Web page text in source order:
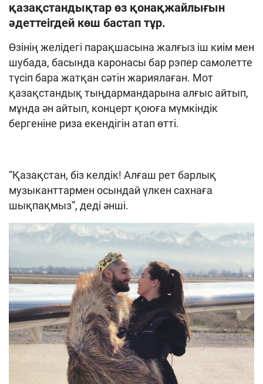
қазақстандықтар өз қонақжайлығын
әдеттеігдей көш бастап тұр.
Өзінің желідегі парақшасына жалғыз іш киім мен
шубада, басында каронасы бар рэпер самолетте
түсіп бара жатқан сәтін жариялаған. Мот
қазақстандық тыңдармандарына алғыс айтып,
мұнда ән айтып, концерт қоюға мүмкіндік
бергеніне риза екендігін атап өтті.
“Қазақстан, біз келдік! Алғаш рет барлық
музыканттармен осындай үлкен сахнаға
шықпақмыз”, деді әнші.